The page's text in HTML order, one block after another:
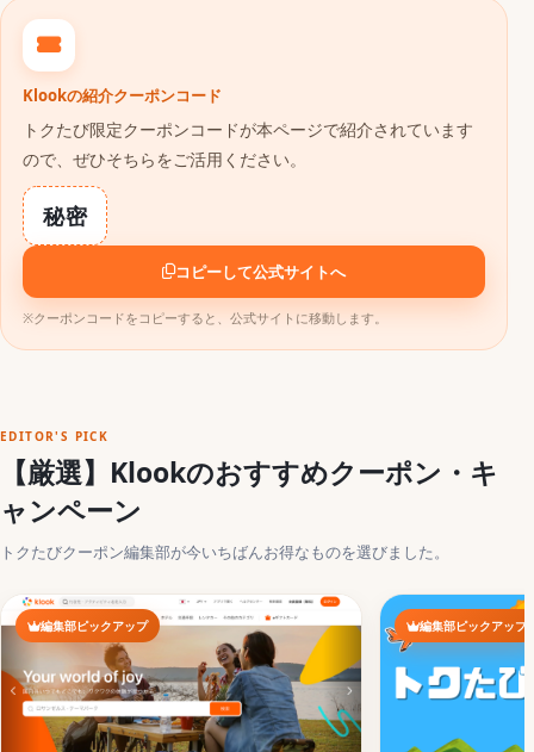
Klookの紹介クーポンコード
トクたび限定クーポンコードが本ページで紹介されています
ので、ぜひそちらをご活用ください。
秘密
コピーして公式サイトへ
※クーポンコードをコピーすると、公式サイトに移動します。
EDITOR'S PICK
【厳選】Klookのおすすめクーポン・キ
ャンペーン
トクたびクーポン編集部が今いちばんお得なものを選びました。
編集部ピックアップ 編集部ピックアップ